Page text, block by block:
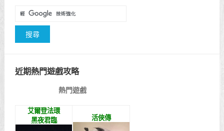
近期熱門遊戲攻略
熱門遊戲
艾爾登法環
黑夜君臨
活俠傳